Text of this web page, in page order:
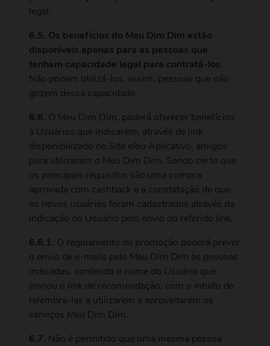
legal.
6.5. Os benefícios do Meu Dim Dim estão
disponíveis apenas para as pessoas que
tenham capacidade legal para contratá-los.
Não podem utilizá-los, assim, pessoas que não
gozem dessa capacidade.
6.6. O Meu Dim Dim, poderá oferecer benefícios
à Usuários que indicarem, através de link
disponibilizado no Site e/ou Aplicativo, amigos
para utilizarem o Meu Dim Dim. Sendo certo que
os principais requisitos são uma compra
aprovada com cashback e a constatação de que
os novos usuários foram cadastrados através da
indicação do Usuário pelo envio do referido link.
6.6.1. O regulamento da promoção poderá prever
o envio de e-mails pelo Meu Dim Dim às pessoas
indicadas, contendo o nome do Usuário que
enviou o link de recomendação, com o intuito de
relembra-las a utilizarem e aproveitarem os
serviços Meu Dim Dim.
6.7. Não é permitido que uma mesma pessoa